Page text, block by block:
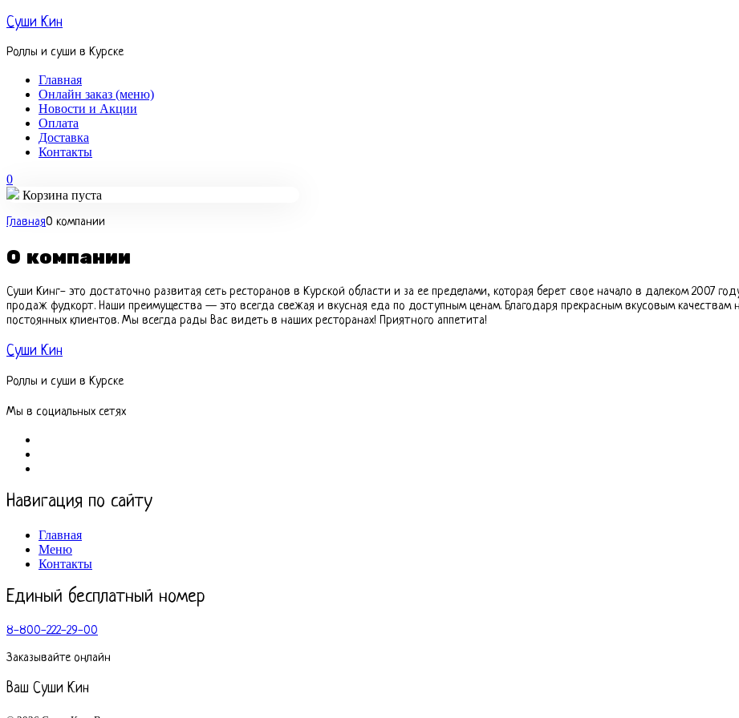
Суши Кин
Роллы и суши в Курске
Главная
Онлайн заказ (меню)
Новости и Акции
Оплата
Доставка
Контакты
0
Корзина пуста
ГлавнаяО компании
О компании
Суши Кинг- это достаточно развитая сеть ресторанов в Курской области и за ее пределами, которая берет свое начало в далеком 2007
продаж фудкорт. Наши преимущества — это всегда свежая и вкусная еда по доступным ценам. Благодаря прекрасным вкусовым
постоянных клиентов. Мы всегда рады Вас видеть в наших ресторанах! Приятного аппетита!
Суши Кин
Роллы и суши в Курске
Мы в социальных сетях
Навигация по сайту
Главная
Меню
Контакты
Единый бесплатный номер
8-800-222-29-00
Заказывайте онлайн
Ваш Суши Кин